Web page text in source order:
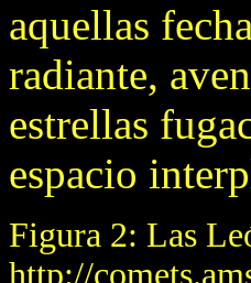
aquellas
radiante,
estrellas
espacio
Figura 2: Las
http://